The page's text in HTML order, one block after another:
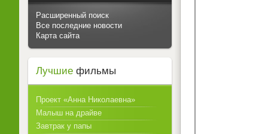
Расширенный поиск
Все последние новости
Карта сайта
Лучшие фильмы
Проект «Анна Николаевна»
Малыш на драйве
Завтрак у папы